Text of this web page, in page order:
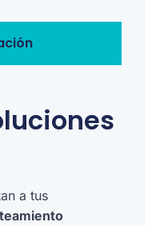
a tus